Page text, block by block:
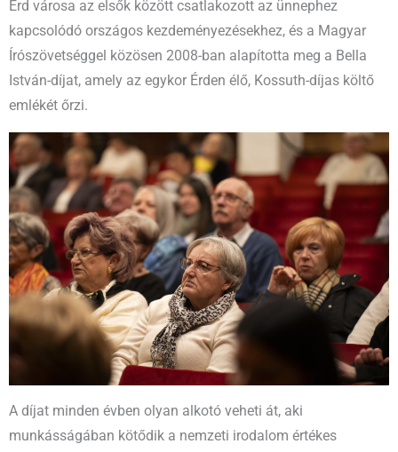
Érd városa az elsők között csatlakozott az ünnephez
kapcsolódó országos kezdeményezésekhez, és a Magyar
Írószövetséggel közösen 2008-ban alapította meg a Bella
István-díjat, amely az egykor Érden élő, Kossuth-díjas költő
emlékét őrzi.
A díjat minden évben olyan alkotó veheti át, aki
munkásságában kötődik a nemzeti irodalom értékes